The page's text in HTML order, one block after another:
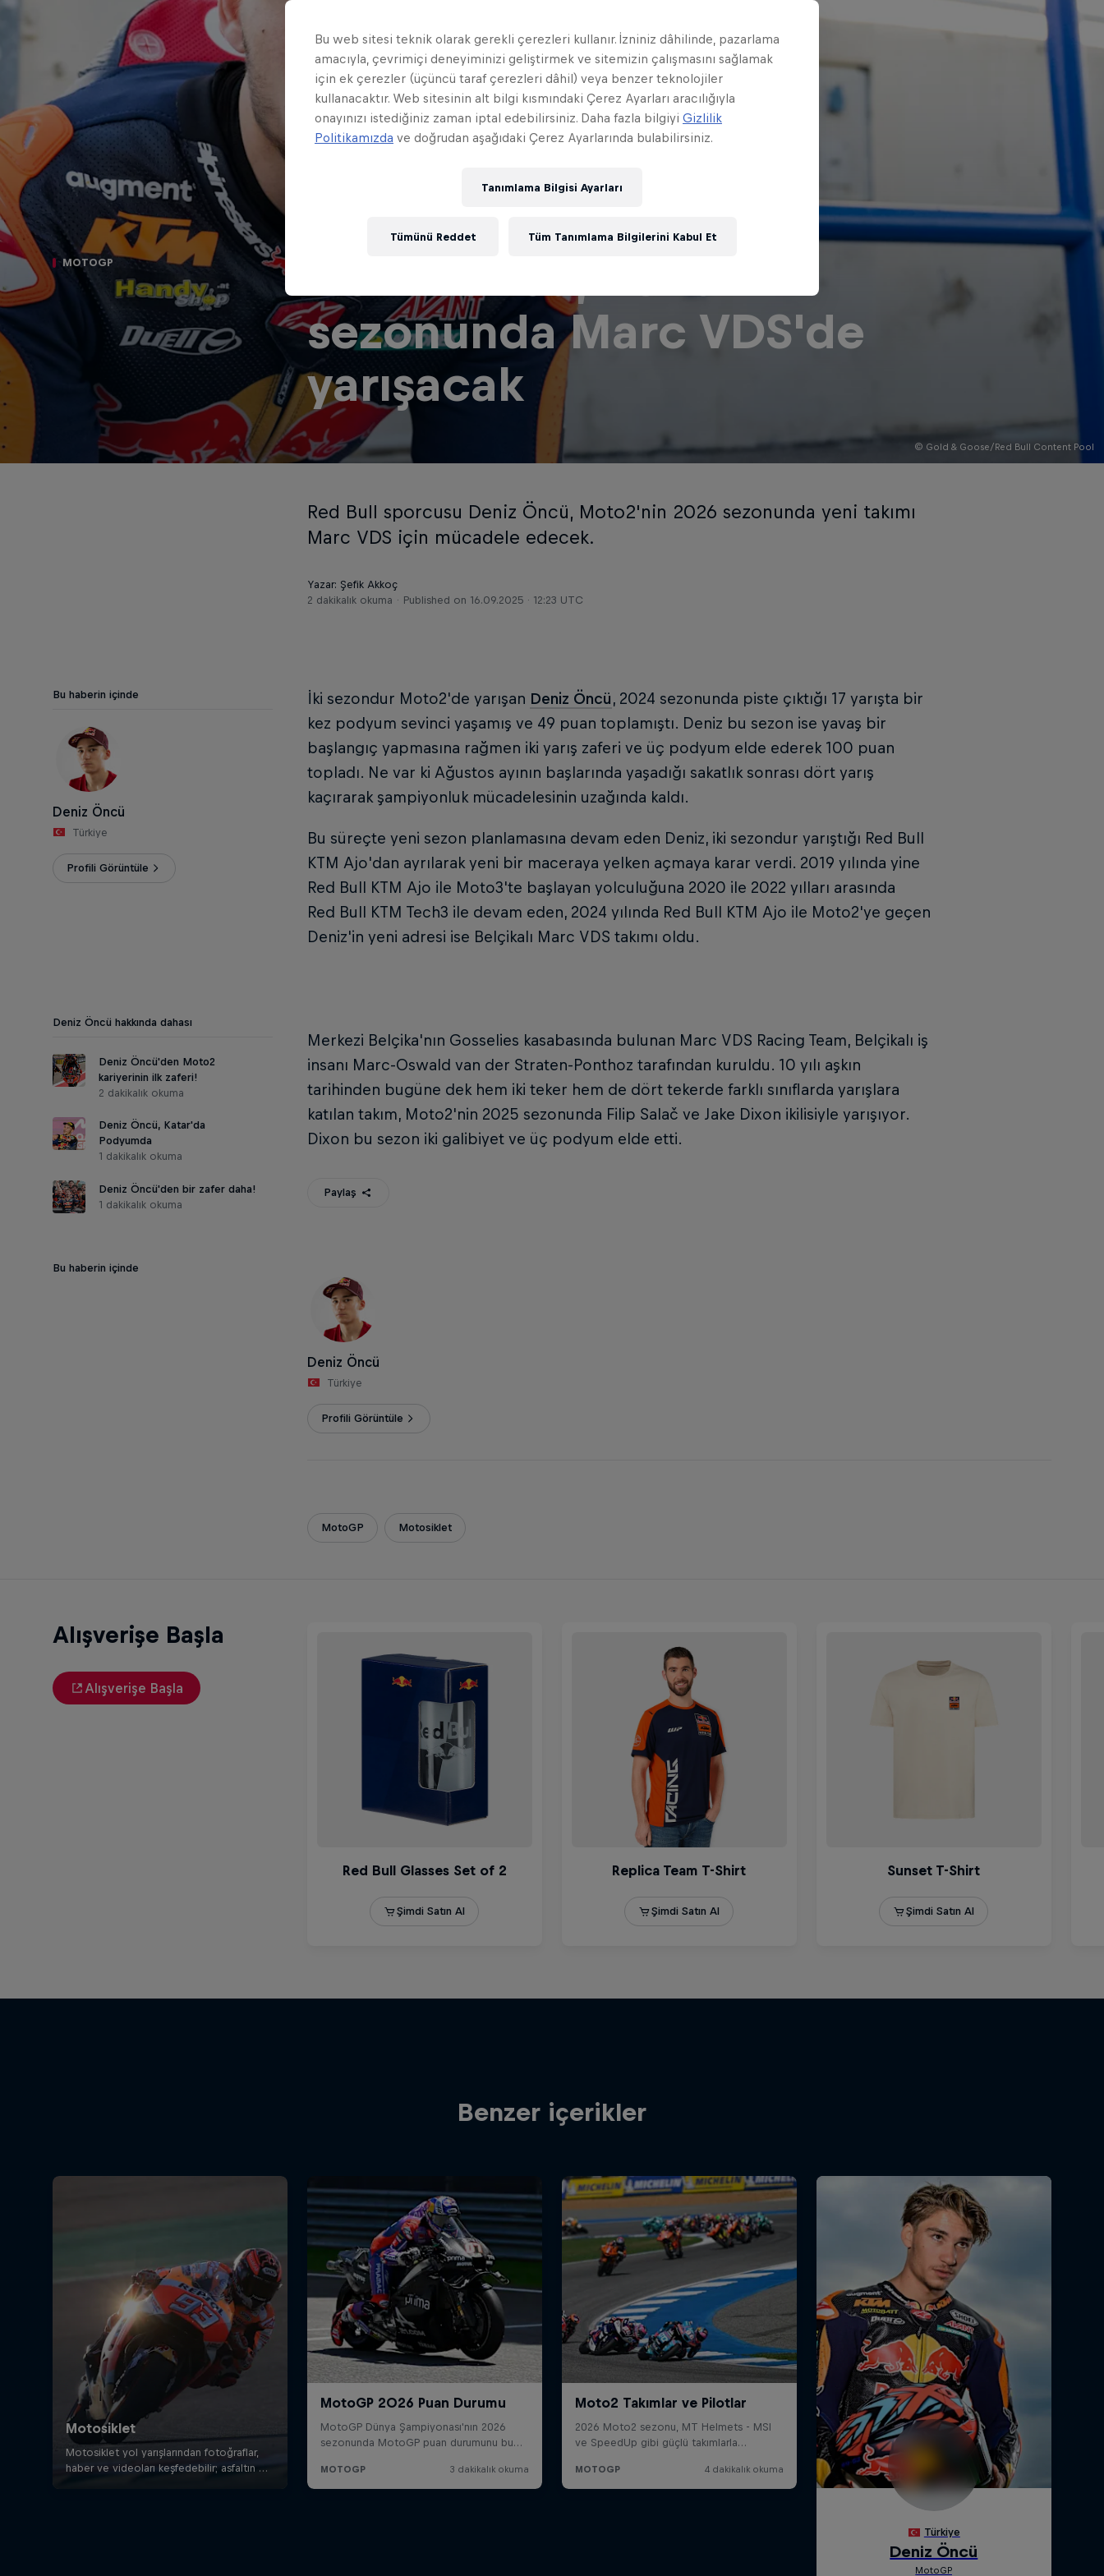
© Gold & Goose/Red Bull Content Pool
MOTOGP
sezonunda Marc VDS'de
yarışacak
Red Bull sporcusu Deniz Öncü, Moto2'nin 2026 sezonunda yeni takımı
Marc VDS için mücadele edecek.
Yazar: Şefik Akkoç
2 dakikalık okuma
Published on 16.09.2025 · 12:23 UTC
Bu haberin içinde
Deniz Öncü
Türkiye
Profili Görüntüle
İki sezondur Moto2'de yarışan Deniz Öncü, 2024 sezonunda piste çıktığı 17 yarışta bir
kez podyum sevinci yaşamış ve 49 puan toplamıştı. Deniz bu sezon ise yavaş bir
başlangıç yapmasına rağmen iki yarış zaferi ve üç podyum elde ederek 100 puan
topladı. Ne var ki Ağustos ayının başlarında yaşadığı sakatlık sonrası dört yarış
kaçırarak şampiyonluk mücadelesinin uzağında kaldı.
Bu süreçte yeni sezon planlamasına devam eden Deniz, iki sezondur yarıştığı Red Bull
KTM Ajo'dan ayrılarak yeni bir maceraya yelken açmaya karar verdi. 2019 yılında yine
Red Bull KTM Ajo ile Moto3'te başlayan yolculuğuna 2020 ile 2022 yılları arasında
Red Bull KTM Tech3 ile devam eden, 2024 yılında Red Bull KTM Ajo ile Moto2'ye geçen
Deniz'in yeni adresi ise Belçikalı Marc VDS takımı oldu.
Merkezi Belçika'nın Gosselies kasabasında bulunan Marc VDS Racing Team, Belçikalı iş
insanı Marc-Oswald van der Straten-Ponthoz tarafından kuruldu. 10 yılı aşkın
tarihinden bugüne dek hem iki teker hem de dört tekerde farklı sınıflarda yarışlara
katılan takım, Moto2'nin 2025 sezonunda Filip Salač ve Jake Dixon ikilisiyle yarışıyor.
Dixon bu sezon iki galibiyet ve üç podyum elde etti.
Deniz Öncü hakkında dahası
Deniz Öncü'den Moto2
kariyerinin ilk zaferi!
2 dakikalık okuma
Deniz Öncü, Katar'da
Podyumda
1 dakikalık okuma
Deniz Öncü'den bir zafer daha!
1 dakikalık okuma
Paylaş
Bu haberin içinde
Deniz Öncü
Türkiye
Profili Görüntüle
MotoGP Motosiklet
Alışverişe Başla
Alışverişe Başla
Benzer içerikler
Bu web sitesi teknik olarak gerekli çerezleri kullanır. İzniniz dâhilinde, pazarlama
amacıyla, çevrimiçi deneyiminizi geliştirmek ve sitemizin çalışmasını sağlamak
için ek çerezler (üçüncü taraf çerezleri dâhil) veya benzer teknolojiler
kullanacaktır. Web sitesinin alt bilgi kısmındaki Çerez Ayarları aracılığıyla
onayınızı istediğiniz zaman iptal edebilirsiniz. Daha fazla bilgiyi Gizlilik
Politikamızda ve doğrudan aşağıdaki Çerez Ayarlarında bulabilirsiniz.
Tanımlama Bilgisi Ayarları
Tümünü Reddet Tüm Tanımlama Bilgilerini Kabul Et